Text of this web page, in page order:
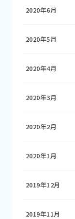
2020年6月
2020年5月
2020年4月
2020年3月
2020年2月
2020年1月
2019年12月
2019年11月